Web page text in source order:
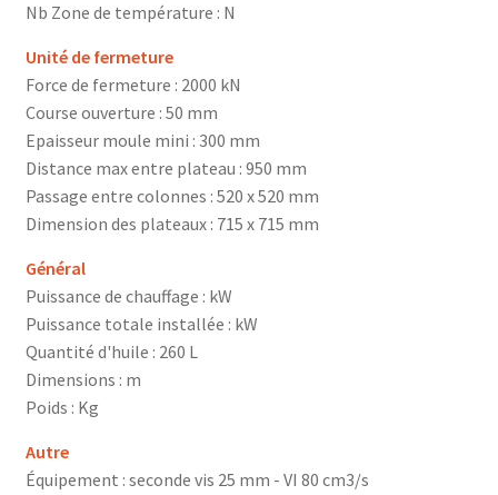
Nb Zone de température : N
Unité de fermeture
Force de fermeture : 2000 kN
Course ouverture : 50 mm
Epaisseur moule mini : 300 mm
Distance max entre plateau : 950 mm
Passage entre colonnes : 520 x 520 mm
Dimension des plateaux : 715 x 715 mm
Général
Puissance de chauffage : kW
Puissance totale installée : kW
Quantité d'huile : 260 L
Dimensions : m
Poids : Kg
Autre
Équipement : seconde vis 25 mm - VI 80 cm3/s